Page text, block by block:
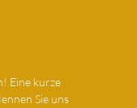
Eine kurze
Sie uns